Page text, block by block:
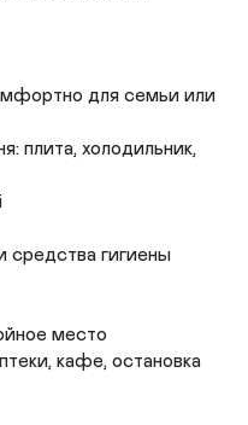
для семьи или
плита, холодильник,
средства гигиены
место
кафе, остановка